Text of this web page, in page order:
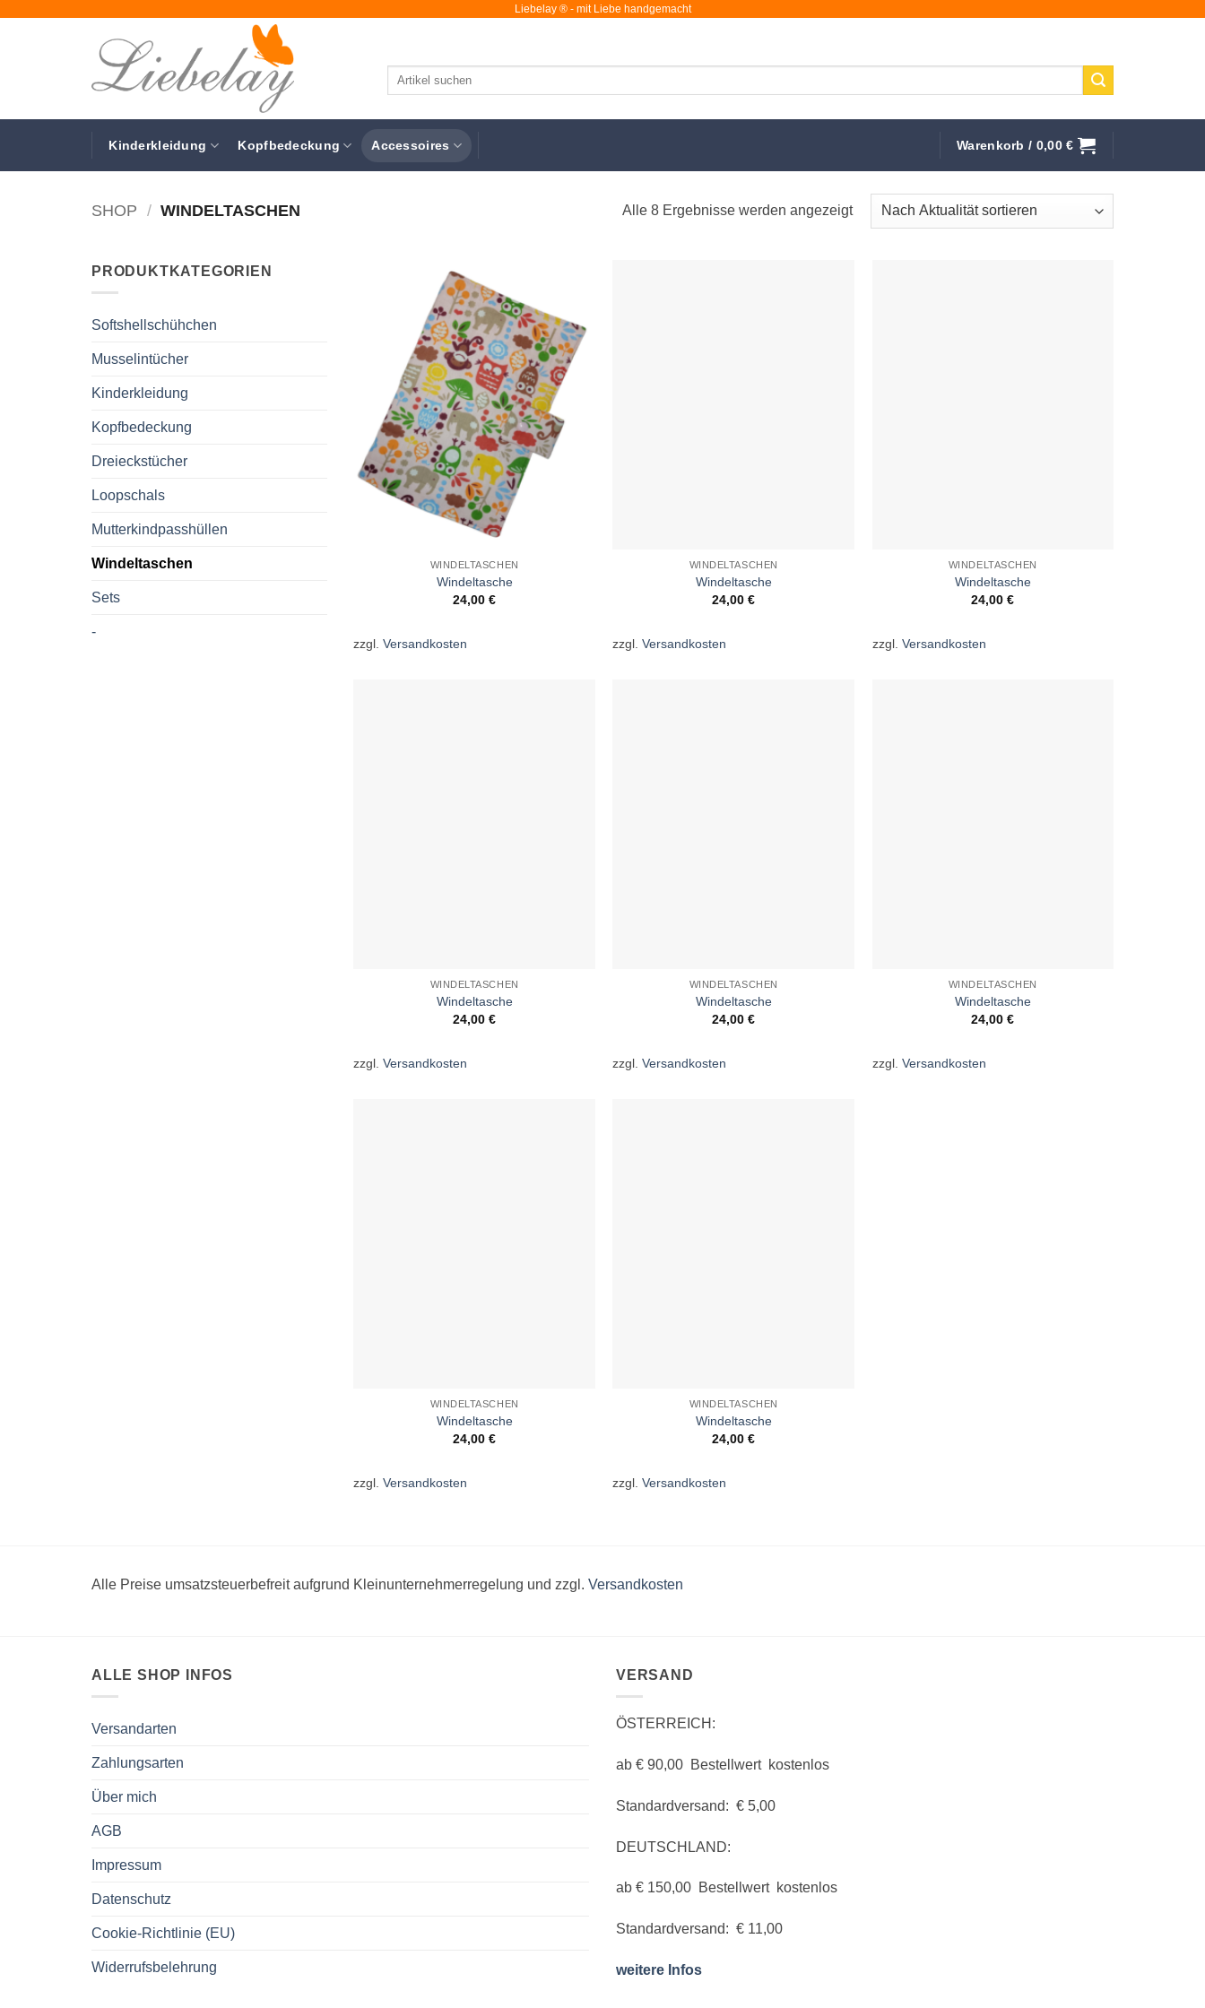
Liebelay ® - mit Liebe handgemacht
Suchen
Kinderkleidung Kopfbedeckung Accessoires Warenkorb / 0,00€
SHOP / WINDELTASCHEN Alle 8 Ergebnisse werden angezeigtNach
Aktualität
PRODUKTKATEGORIEN
Softshellschühchen
Musselintücher
Kinderkleidung
Kopfbedeckung
Dreieckstücher
Loopschals
Mutterkindpasshüllen
Windeltaschen
Sets
-
Auf die
Wunschliste
WINDELTASCHEN
Windeltasche
24,00€
zzgl.Versandkosten
WINDELTASCHEN
Windeltasche
24,00€
zzgl.Versandkosten
WINDELTASCHEN
Windeltasche
24,00€
zzgl. Versandkosten
WINDELTASCHEN
Windeltasche
24,00€
zzgl.Versandkosten
WINDELTASCHEN
Windeltasche
24,00€
zzgl.Versandkosten
WINDELTASCHEN
Windeltasche
24,00€
zzgl. Versandkosten
WINDELTASCHEN
Windeltasche
24,00€
zzgl.Versandkosten
WINDELTASCHEN
Windeltasche
24,00€
zzgl.Versandkosten
Alle Preise umsatzsteuerbefreit aufgrund Kleinunternehmerregelung und zzgl. Versandkosten
ALLE SHOP INFOS
Versandarten
Zahlungsarten
Über mich
AGB
Impressum
Datenschutz
Cookie-Richtlinie (EU)
Widerrufsbelehrung
VERSAND
ÖSTERREICH:
ab € 90,00 Bestellwert kostenlos
Standardversand: € 5,00
DEUTSCHLAND:
ab € 150,00 Bestellwert kostenlos
Standardversand: € 11,00
weitere Infos